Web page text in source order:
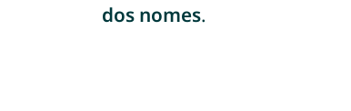
dos nomes.